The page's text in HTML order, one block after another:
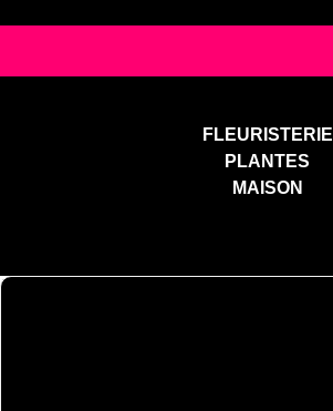
FLEURISTERIE
PLANTES
MAISON